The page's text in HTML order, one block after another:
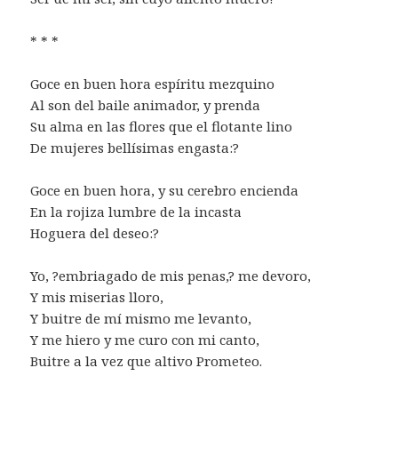
* * *
Goce en buen hora espíritu mezquino
Al son del baile animador, y prenda
Su alma en las flores que el flotante lino
De mujeres bellísimas engasta:?
Goce en buen hora, y su cerebro encienda
En la rojiza lumbre de la incasta
Hoguera del deseo:?
Yo, ?embriagado de mis penas,? me devoro,
Y mis miserias lloro,
Y buitre de mí mismo me levanto,
Y me hiero y me curo con mi canto,
Buitre a la vez que altivo Prometeo.